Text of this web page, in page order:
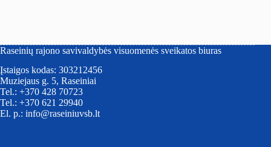
Raseinių rajono savivaldybės visuomenės sveikatos biuras
Įstaigos kodas: 303212456
Muziejaus g. 5, Raseiniai
Tel.: +370 428 70723
Tel.: +370 621 29940
El. p.: info@raseiniuvsb.lt